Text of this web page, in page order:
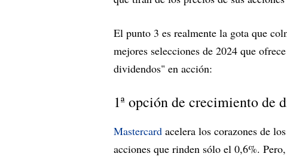
El punto 3 es realmente la gota que
mejores selecciones de 2024 que
dividendos" en acción:
1ª opción de crecimiento de
Mastercard acelera los corazones de
acciones que rinden sólo el 0,6%.